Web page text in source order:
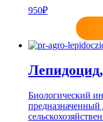
950₽
Биологический